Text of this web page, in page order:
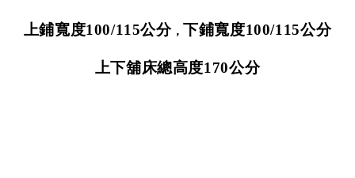
上鋪寬度100/115公分， 下鋪寬度100/115公分
上下舖床總高度170公分